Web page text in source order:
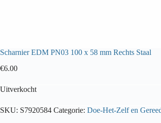
Scharnier EDM PN03 100 x 58 mm Rechts Staal
€6.00
Uitverkocht
SKU: S7920584 Categorie: Doe-Het-Zelf en